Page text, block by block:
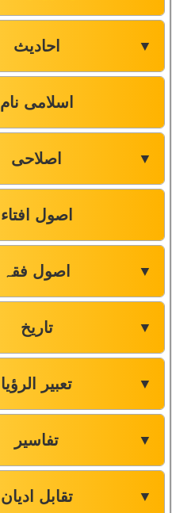
احادیث ▼
اسلامی نام
اصلاحی ▼
اصول افتاء
اصول فقہ ▼
تاریخ ▼
تعبیر الرؤیا ▼
تفاسیر ▼
تقابل ادیان ▼